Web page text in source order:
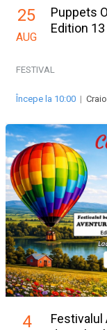
25
AUG
Puppets
Edition 13
FESTIVAL
Începe la 10:00 |
4
Festivalul